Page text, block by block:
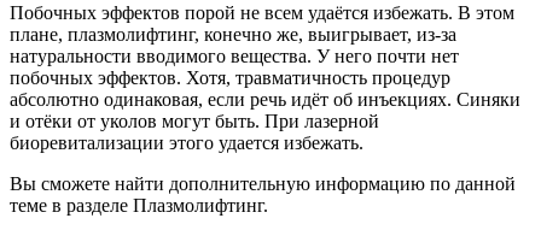
Побочных эффектов порой не всем удаётся избежать. В этом
плане, плазмолифтинг, конечно же, выигрывает, из-за
натуральности вводимого вещества. У него почти нет
побочных эффектов. Хотя, травматичность процедур
абсолютно одинаковая, если речь идёт об инъекциях. Синяки
и отёки от уколов могут быть. При лазерной
биоревитализации этого удается избежать.
Вы сможете найти дополнительную информацию по данной
теме в разделе Плазмолифтинг.